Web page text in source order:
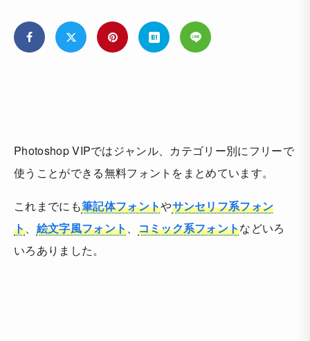
Photoshop VIPではジャンル、カテゴリー別にフリーで
使うことができる無料フォントをまとめています。
これまでにも筆記体フォントやサンセリフ系フォン
ト、 絵文字風フォント、 コミック系フォントなどいろ
いろありました。